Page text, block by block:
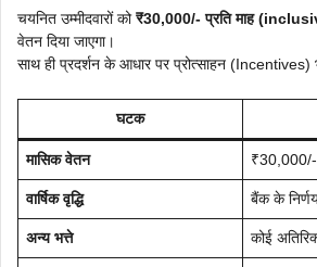
चयनित उम्मीदवारों को₹30,000/- प्रति माह
वेतन दिया जाएगा।
साथ ही प्रदर्शन के आधार पर प्रोत्साहन (Incentives)
घटक
मासिक वेतन ₹30,000/-
वार्षिक वृद्धि बैंक के
अन्य भत्ते कोई